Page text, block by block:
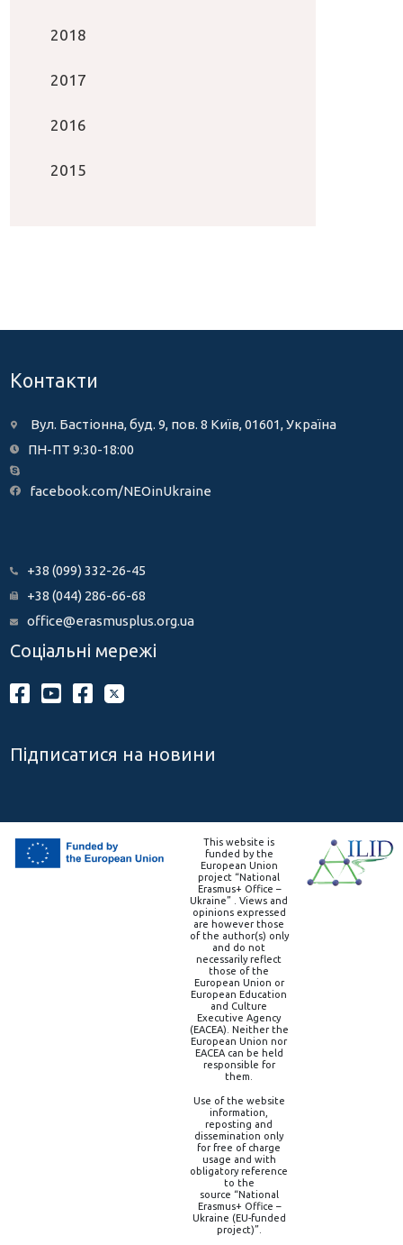
2018
2017
2016
2015
Контакти
Вул. Бастіонна, буд. 9, пов. 8 Київ, 01601, Україна
ПН-ПТ 9:30-18:00
facebook.com/NEOinUkraine
+38 (099) 332-26-45
+38 (044) 286-66-68
office@erasmusplus.org.ua
Соціальні мережі
Підписатися на новини
This website is
funded by the
European Union
project “National
Erasmus+ Office –
Ukraine” . Views and
opinions expressed
are however those
of the author(s) only
and do not
necessarily reflect
those of the
European Union or
European Education
and Culture
Executive Agency
(EACEA). Neither the
European Union nor
EACEA can be held
responsible for
them.
Use of the website
information,
reposting and
dissemination only
for free of charge
usage and with
obligatory reference
to the
source “National
Erasmus+ Office –
Ukraine (EU-funded
project)”.